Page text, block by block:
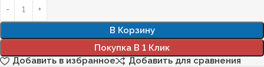
В Корзину
Покупка В 1 Клик
Добавить в избранное
Добавить для сравнения